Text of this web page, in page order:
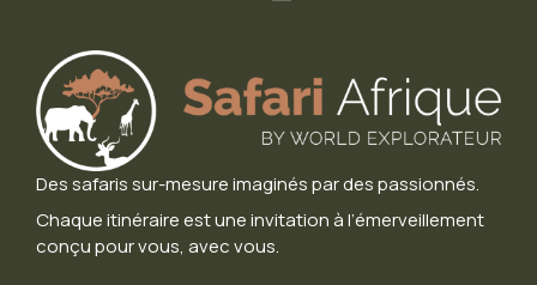
Des safaris sur-mesure imaginés par des passionnés.
Chaque itinéraire est une invitation à l’émerveillement
conçu pour vous, avec vous.